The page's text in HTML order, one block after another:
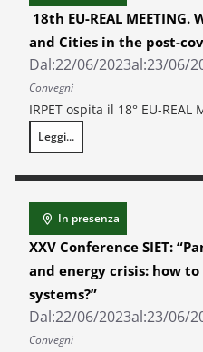
18th EU-REAL
and Cities in the post-
Dal:22/06/2023al:23/06/
Convegni
IRPET ospita il 18° EU-REAL
Leggi...
18th EU-REAL MEETING.
In presenza
XXV Conference SIET:
and energy crisis: how
systems?”
Dal:22/06/2023al:23/06/
Convegni